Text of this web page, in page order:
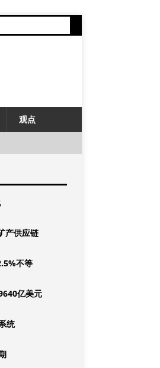
观点
产供应链
不等
亿美元
统